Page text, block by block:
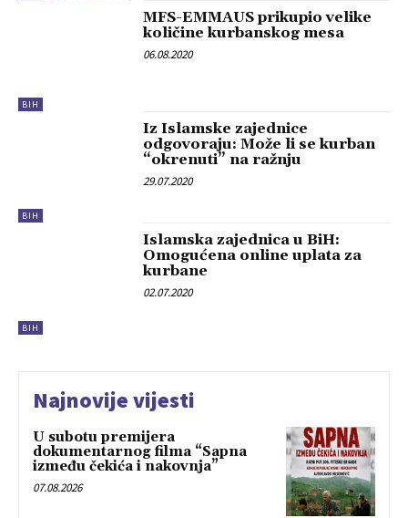
BIH
MFS-EMMAUS prikupio velike
količine kurbanskog mesa
06.08.2020
BIH
Iz Islamske zajednice
odgovoraju: Može li se kurban
“okrenuti” na ražnju
29.07.2020
BIH
Islamska zajednica u BiH:
Omogućena online uplata za
kurbane
02.07.2020
Najnovije vijesti
U subotu premijera
dokumentarnog filma “Sapna
između čekića i nakovnja”
07.08.2026